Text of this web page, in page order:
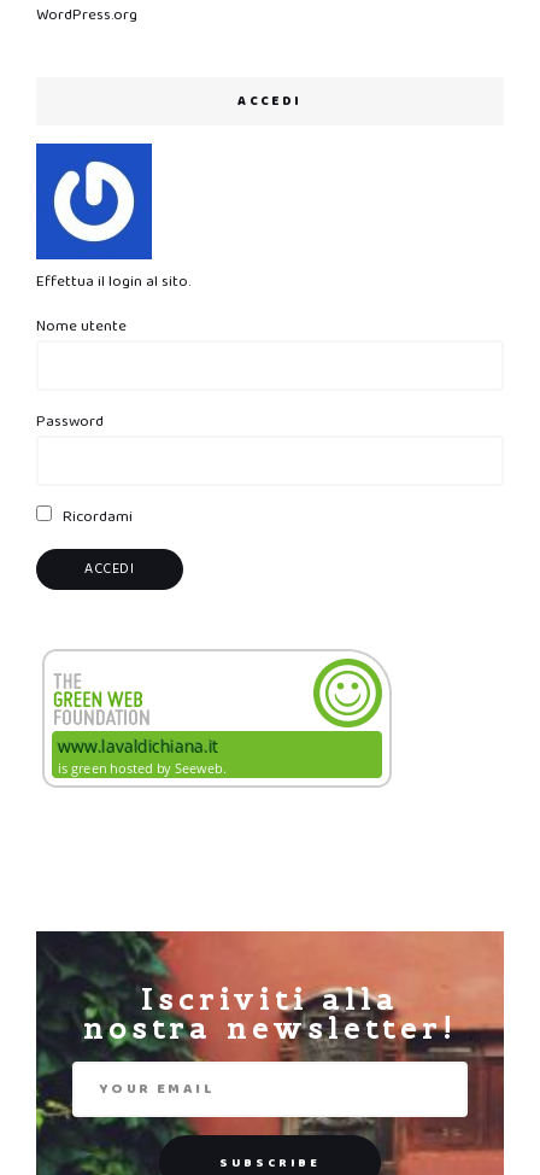
WordPress.org
ACCEDI
Effettua il login al sito.
Nome utente
Password
Ricordami
Iscriviti alla
nostra newsletter!